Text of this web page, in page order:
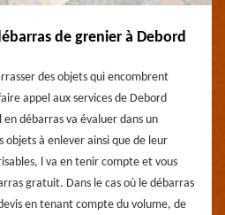
de grenier à Debord
des objets qui encombrent
appel aux services de Debord
débarras va évaluer dans un
objets à enlever ainsi que de leur
l va en tenir compte et vous
gratuit. Dans le cas où le débarras
en tenant compte du volume, de